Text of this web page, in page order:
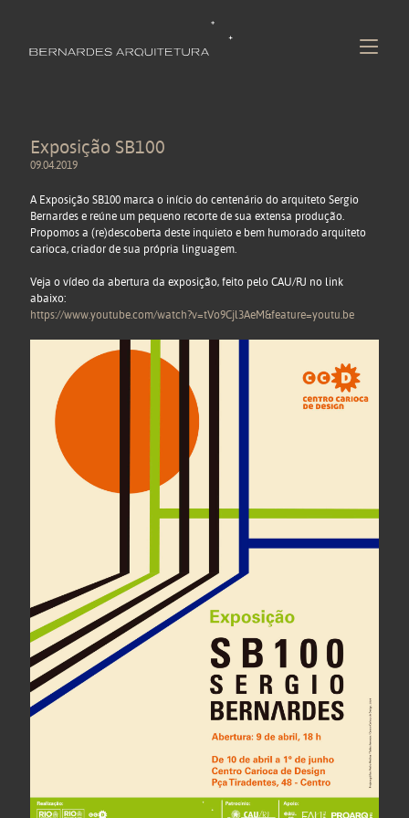
Exposição SB100
09.04.2019
A Exposição SB100 marca o início do centenário do arquiteto Sergio
Bernardes e reúne um pequeno recorte de sua extensa produção.
Propomos a (re)descoberta deste inquieto e bem humorado arquiteto
carioca, criador de sua própria linguagem.
Veja o vídeo da abertura da exposição, feito pelo CAU/RJ no link
abaixo:
https://www.youtube.com/watch?v=tVo9Cjl3AeM&feature=youtu.be